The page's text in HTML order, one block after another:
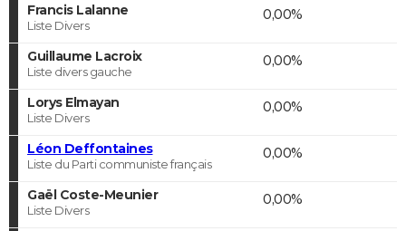
Francis Lalanne
Liste Divers
0,00%
Guillaume Lacroix
Liste divers gauche
0,00%
Lorys Elmayan
Liste Divers
0,00%
Léon Deffontaines
Liste du Parti communiste français
0,00%
Gaël Coste-Meunier
Liste Divers
0,00%